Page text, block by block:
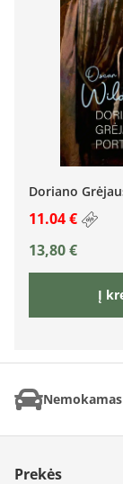
Doriano
11.04 €
13,80€
Į
Prekės